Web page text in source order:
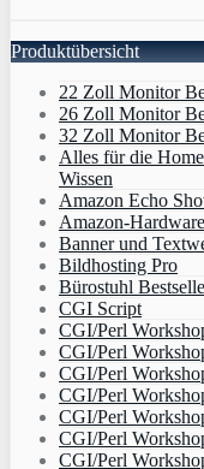
Produktübersicht
22 Zoll Monitor
26 Zoll Monitor
32 Zoll Monitor
Alles für die
Wissen
Amazon Echo
Amazon-
Banner und
Bildhosting Pro
Bürostuhl
CGI Script
CGI/Perl
CGI/Perl
CGI/Perl
CGI/Perl
CGI/Perl
CGI/Perl
CGI/Perl